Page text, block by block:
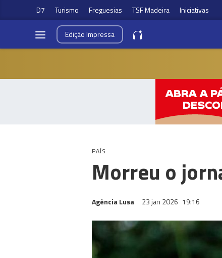
D7 Turismo Freguesias TSF Madeira Iniciativas
EdiçãoImpressa
PAÍS
Morreu o
Agência Lusa 23 jan 2026 19:16